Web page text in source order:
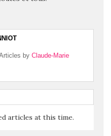
by Claude-Marie
articles at this time.